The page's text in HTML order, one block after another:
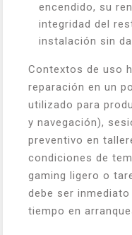
encendido, su
integridad del
instalación sin
Contextos de uso
reparación en un
utilizado para
y navegación),
preventivo en
condiciones de
gaming ligero o
debe ser
tiempo en